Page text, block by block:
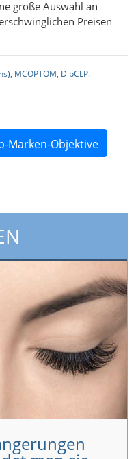
große Auswahl an
Preisen
MCOPTOM, DipCLP.
Marken-Objektive